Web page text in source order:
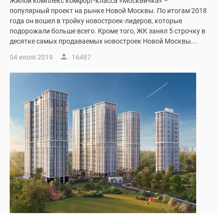
Дзен
Машино-
места
Апартаменты
#траншевая
ипотека
Квартиры
скидками
41%
Видео
360°
новостроек
Субсидированная
популярный проект на рынке Новой Москвы. По итогам 2018
года он вошел в тройку новостроек-лидеров, которые
подорожали больше всего. Кроме того, ЖК занял 5 строчку в
десятке самых продаваемых новостроек Новой Москвы...
04 июля 2019 16487